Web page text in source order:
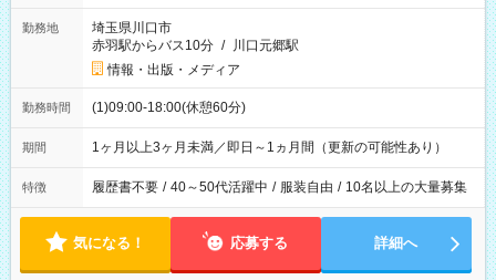
勤務地
埼玉県川口市
赤羽駅からバス10分 / 川口元郷駅
情報・出版・メディア
勤務時間 (1)09:00-18:00(休憩60分)
期間 1ヶ月以上3ヶ月未満／即日～1ヵ月間（更新の可能性あり）
特徴 履歴書不要 / 40～50代活躍中 / 服装自由 / 10名以上の大量募集
気になる！ 応募する 詳細へ